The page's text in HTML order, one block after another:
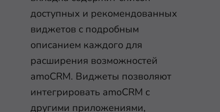
доступных и рекомендованных
виджетов с подробным
описанием каждого для
расширения возможностей
amoCRM. Виджеты позволяют
интегрировать amoCRM с
другими приложениями,